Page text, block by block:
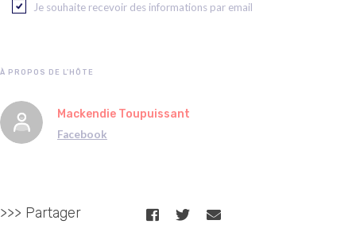
Je souhaite recevoir des informations par email
À PROPOS DE L'HÔTE
Mackendie Toupuissant
Facebook
>>> Partager